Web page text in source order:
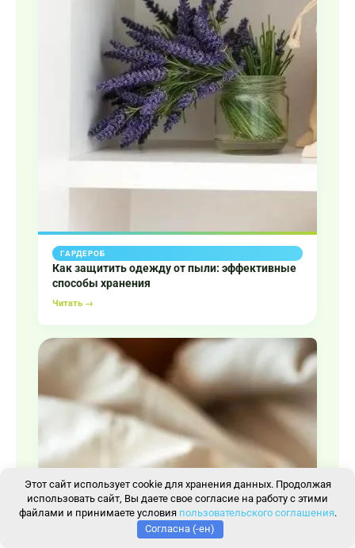
ГАРДЕРОБ
Как защитить одежду от пыли: эффективные
способы хранения
Читать →
Этот сайт использует cookie для хранения данных. Продолжая
использовать сайт, Вы даете свое согласие на работу с этими
файлами и принимаете условия пользовательского соглашения.
Согласна (-ен)